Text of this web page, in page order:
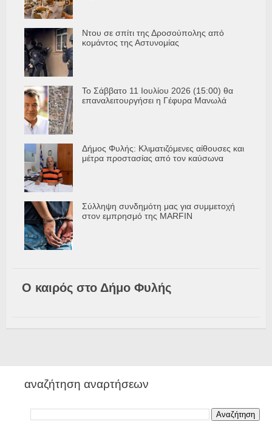
Ντου σε σπίτι της Δροσούπολης από
κομάντος της Αστυνομίας
Το Σάββατο 11 Ιουλίου 2026 (15:00) θα
επαναλειτουργήσει η Γέφυρα Μανωλά
Δήμος Φυλής: Κλιματιζόμενες αίθουσες και
μέτρα προστασίας από τον καύσωνα
Σύλληψη συνδημότη μας για συμμετοχή
στον εμπρησμό της MARFIN
Ο καιρός στο Δήμο Φυλής
αναζήτηση αναρτήσεων